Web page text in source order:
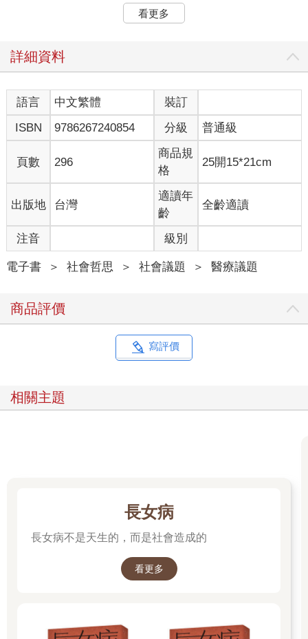
史蒂芬護理師危機處理表現出色：處變不驚，特別令人安心。她
否則他們會死於鴉片類藥物過量。史蒂芬是一個敏感的氣喘患
二公斤的醫療應變包扛在背上開始奔跑，其中有著氧氣瓶，以及
她進入未知世界時可能會用到的所有設備及藥物。
在另一天，史蒂芬可能正在回覆紅色代碼（Code Red）。紅色代
碼是涉及血液的緊急情況，可能是毆打、刺傷或自殘，所有這些
都是時常發生的事。史蒂芬會和一名醫療助理一起趕至代碼處，
可能是克莉斯、維多利亞或蘇菲其中一人。他們有幾分鐘時間趕
至地點，那個地點可能是監獄中的任何地方。我們所有人幾乎每
天都處於從一個緊急情況衝到下一個緊急情況的狀態，根本沒有
任何空檔可以寫下記錄。而值得一再重複的是，醫療記錄可以阻
止專業律師們在死因裁判法庭上把你撕成碎片。
監獄中一個主要問題是香料。一些囚犯沉迷於香料，為了它什麼
事都做得出來，他們甚至為了得到它而任人毆打或羞辱。一個臭
去。獄警們告訴我，這些攻擊有時會被拍下並上傳到網路上，需
要由安全團隊撤下，以免損害監獄的聲譽。我們已經被譽為英國
我問史蒂芬，這些人是怎麼在監獄裡取得香料和其他毒品的。畢
們的監獄口袋裡，」她若無其事地回答。
藏帶毒品但他否認，其他囚犯會給他挖湯匙。」史蒂芬說，對於
我不了解監獄術語似乎感到很有趣。當她說挖湯匙時，我腦中的
畫面是一對熟睡的情侶保護性地、充滿愛意地交疊在一起。
裡，挖湯匙指的是他們真的會把湯匙插進某人的屁眼裡，然後四
處挖找包裹。這會導致內部損傷，我們第一次聽到這件事是有人
歸類為性犯罪。」
看更多
詳細資料
語言 中文繁體
裝訂
ISBN
9786267240854 分級 普通級
頁數 296
商品規
格
25開15*21cm
出版地 台灣
適讀年
齡
全齡適讀
注音 級別
電子書 ＞ 社會哲思 ＞ 社會議題 ＞ 醫療議題
商品評價
寫評價
相關主題
長女病
長女病不是天生的，而是社會造成的
看更多